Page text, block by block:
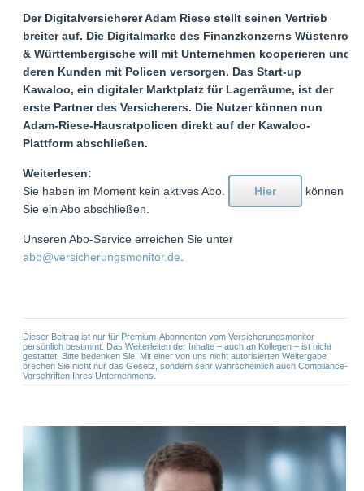
Der Digitalversicherer Adam Riese stellt seinen Vertrieb
breiter auf. Die Digitalmarke des Finanzkonzerns Wüstenrot
& Württembergische will mit Unternehmen kooperieren und
deren Kunden mit Policen versorgen. Das Start-up
Kawaloo, ein digitaler Marktplatz für Lagerräume, ist der
erste Partner des Versicherers. Die Nutzer können nun
Adam-Riese-Hausratpolicen direkt auf der Kawaloo-
Plattform abschließen.
Weiterlesen:
Sie haben im Moment kein aktives Abo.
Hier
können
Sie ein Abo abschließen.
Unseren Abo-Service erreichen Sie unter
abo@versicherungsmonitor.de
Dieser Beitrag ist nur für Premium-Abonnenten vom Versicherungsmonitor
persönlich bestimmt. Das Weiterleiten der Inhalte – auch an Kollegen – ist nicht
gestattet. Bitte bedenken Sie: Mit einer von uns nicht autorisierten Weitergabe
brechen Sie nicht nur das Gesetz, sondern sehr wahrscheinlich auch Compliance-
Vorschriften Ihres Unternehmens.